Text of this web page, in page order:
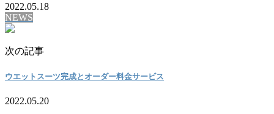
2022.05.18
NEWS
次の記事
ウエットスーツ完成とオーダー料金サービス
2022.05.20